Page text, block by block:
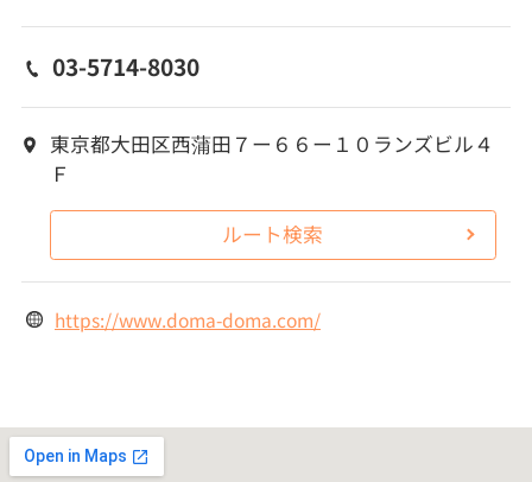
03-5714-8030
東京都大田区西蒲田７ー６６ー１０ランズビル４
Ｆ
ルート検索
https://www.doma-doma.com/